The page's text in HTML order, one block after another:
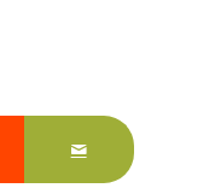
no RedditPartilhar por